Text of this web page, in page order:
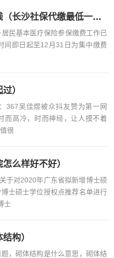
长沙社保代缴一个月多少钱（长沙社保代缴最低一个月多少钱）
民基本医疗保险参保缴费工作已
间即日起至12月31日为集中缴费
）
367吴佳煜被众抖友赞为第一网
而高冷，时而神经，让人摸不着
很
么样好不好）
于对2020年广东省拟新增博士硕
士硕士学位授权点推荐名单进行
士
构）
，砌体结构是什么意思，砌体结